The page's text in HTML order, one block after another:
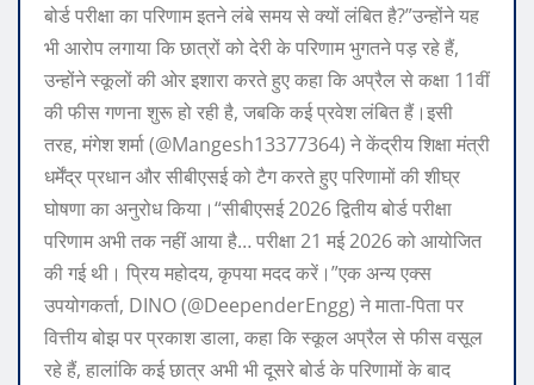
बोर्ड परीक्षा का परिणाम इतने लंबे समय से क्यों लंबित है?”उन्होंने यह
भी आरोप लगाया कि छात्रों को देरी के परिणाम भुगतने पड़ रहे हैं,
उन्होंने स्कूलों की ओर इशारा करते हुए कहा कि अप्रैल से कक्षा 11वीं
की फीस गणना शुरू हो रही है, जबकि कई प्रवेश लंबित हैं।इसी
तरह, मंगेश शर्मा (@Mangesh13377364) ने केंद्रीय शिक्षा मंत्री
धर्मेंद्र प्रधान और सीबीएसई को टैग करते हुए परिणामों की शीघ्र
घोषणा का अनुरोध किया।“सीबीएसई 2026 द्वितीय बोर्ड परीक्षा
परिणाम अभी तक नहीं आया है… परीक्षा 21 मई 2026 को आयोजित
की गई थी। प्रिय महोदय, कृपया मदद करें।”एक अन्य एक्स
उपयोगकर्ता, DINO (@DeependerEngg) ने माता-पिता पर
वित्तीय बोझ पर प्रकाश डाला, कहा कि स्कूल अप्रैल से फीस वसूल
रहे हैं, हालांकि कई छात्र अभी भी दूसरे बोर्ड के परिणामों के बाद